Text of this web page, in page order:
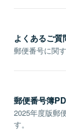
よくあるご質
郵便番号に関
郵便番号簿
2025年度版郵
す。